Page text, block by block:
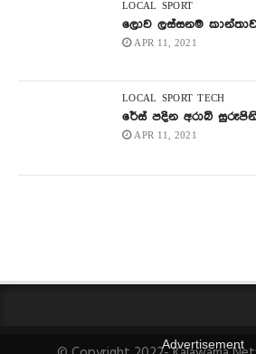
LOCAL SPORT
ලොව ලස්සනම
APR 11, 2021
LOCAL SPORT TECH
රේස් පදින අරාබි
APR 11, 2021